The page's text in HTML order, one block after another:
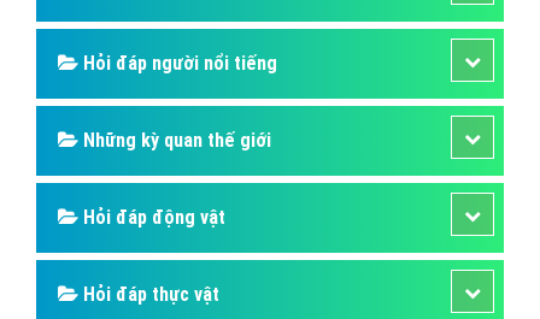
Hỏi đáp người nổi tiếng
Những kỳ quan thế giới
Hỏi đáp động vật
Hỏi đáp thực vật